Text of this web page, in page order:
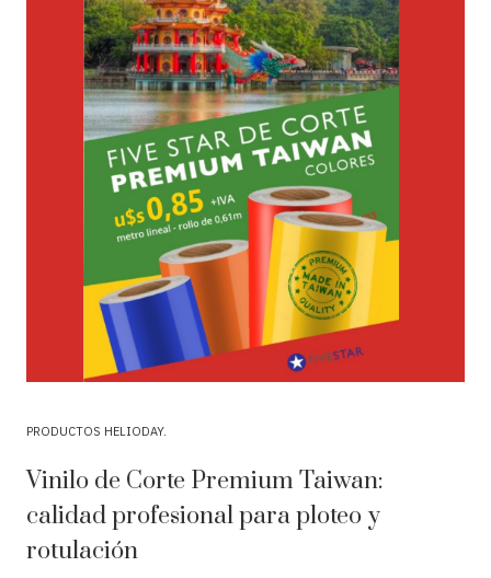
PRODUCTOS HELIODAY
Vinilo de Corte Premium Taiwan:
calidad profesional para ploteo y
rotulación